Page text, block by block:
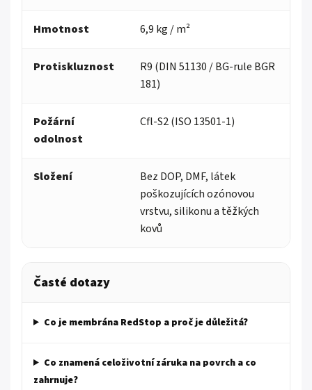
Hmotnost 6,9 kg / m²
Protiskluznost
R9 (DIN 51130 / BG-rule BGR
181)
Požární
odolnost
Cfl-S2 (ISO 13501-1)
Složení
Bez DOP, DMF, látek
poškozujících ozónovou
vrstvu, silikonu a těžkých
kovů
Časté dotazy
Co je membrána RedStop a proč je důležitá?
Co znamená celoživotní záruka na povrch a co
zahrnuje?